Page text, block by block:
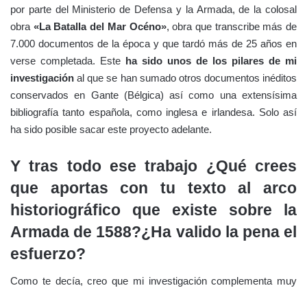
por parte del Ministerio de Defensa y la Armada, de la colosal
obra «La Batalla del Mar Océno», obra que transcribe más de
7.000 documentos de la época y que tardó más de 25 años en
verse completada. Este ha sido unos de los pilares de mi
investigación al que se han sumado otros documentos inéditos
conservados en Gante (Bélgica) así como una extensísima
bibliografía tanto española, como inglesa e irlandesa. Solo así
ha sido posible sacar este proyecto adelante.
Y tras todo ese trabajo ¿Qué crees
que aportas con tu texto al arco
historiográfico que existe sobre la
Armada de 1588?¿Ha valido la pena el
esfuerzo?
Como te decía, creo que mi investigación complementa muy